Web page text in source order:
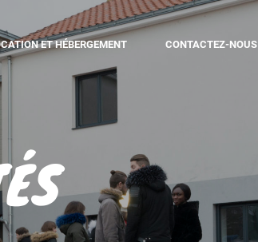
ET HÉBERGEMENT CONTACTEZ-NOUS